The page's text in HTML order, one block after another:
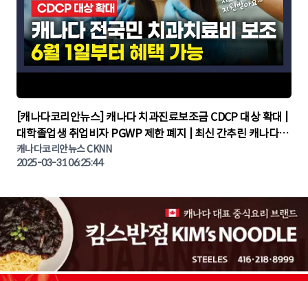
▶
[캐나다코리안뉴스] 캐나다 치과진료보조금 CDCP 대상 확대 |
대학졸업생 취업비자 PGWP 제한 폐지 | 최신 간추린 캐나다뉴
스 | CKNNEWS | 캐나다뉴스 | 토론토뉴스
캐나다코리안뉴스 CKNN
2025-03-31 06:25:44